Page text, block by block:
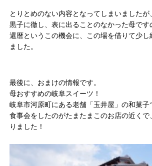
とりとめのない内容となってしまいましたが
黒子に徹し、表に出ることのなかった母です
還暦というこの機会に、この場を借りて少し
ました。
最後に、おまけの情報です。
母おすすめの岐阜スイーツ！
岐阜市河原町にある老舗「玉井屋」の和菓子
食事会をしたのがたまたまこのお店の近く
りました！